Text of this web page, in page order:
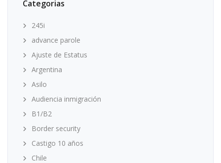
Categorias
245i
advance parole
Ajuste de Estatus
Argentina
Asilo
Audiencia inmigración
B1/B2
Border security
Castigo 10 años
Chile